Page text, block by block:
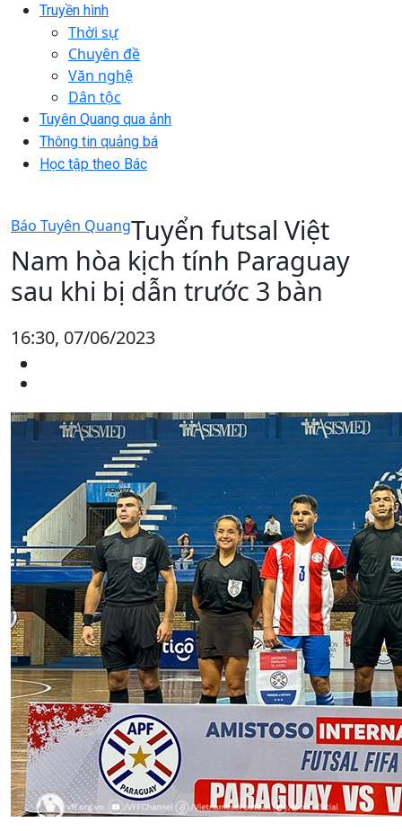
Truyền hình
Thời sự
Chuyên đề
Văn nghệ
Dân tộc
Tuyên Quang qua ảnh
Thông tin quảng bá
Học tập theo Bác
Báo Tuyên QuangTuyển futsal Việt
Nam hòa kịch tính Paraguay
sau khi bị dẫn trước 3 bàn
16:30, 07/06/2023